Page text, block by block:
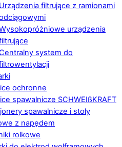
Urządzenia filtrujące z ramionami
urządzenia
system do
ochronne
spawalnicze SCHWEIßKRAFT
spawalnicze i stoły
z napędem
rolkowe